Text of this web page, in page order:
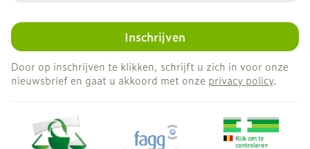
Inschrijven
Door op inschrijven te klikken, schrijft u zich in voor onze
nieuwsbrief en gaat u akkoord met onze privacy policy.